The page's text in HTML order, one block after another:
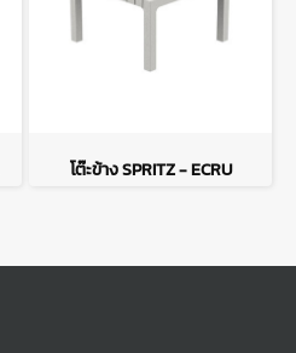
โต๊ะข้าง SPRITZ - ECRU